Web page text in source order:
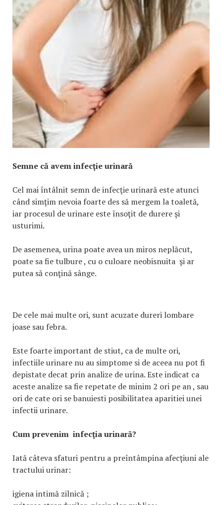
Semne că avem infecţie urinară
Cel mai întâlnit semn de infecţie urinară este atunci
când simţim nevoia foarte des să mergem la toaletă,
iar procesul de urinare este însoţit de durere şi
usturimi.
De asemenea, urina poate avea un miros neplăcut,
poate sa fie tulbure , cu o culoare neobisnuita şi ar
putea să conţină sânge.
De cele mai multe ori, sunt acuzate dureri lombare
joase sau febra.
Este foarte important de stiut, ca de multe ori,
infectiile urinare nu au simptome si de aceea nu pot fi
depistate decat prin analize de urina. Este indicat ca
aceste analize sa fie repetate de minim 2 ori pe an , sau
ori de cate ori se banuiesti posibilitatea aparitiei unei
infectii urinare.
Cum prevenim infecţia urinară?
Iată câteva sfaturi pentru a preîntâmpina afecțiuni ale
tractului urinar:
igiena intimă zilnică ;